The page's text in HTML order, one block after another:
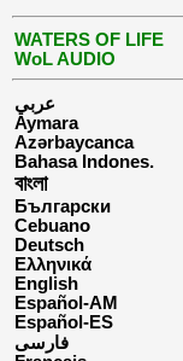
WATERS OF LIFE
WoL AUDIO
عربي
Aymara
Azərbaycanca
Bahasa Indones.
বাংলা
Български
Cebuano
Deutsch
Ελληνικά
English
Español-AM
Español-ES
فارسی